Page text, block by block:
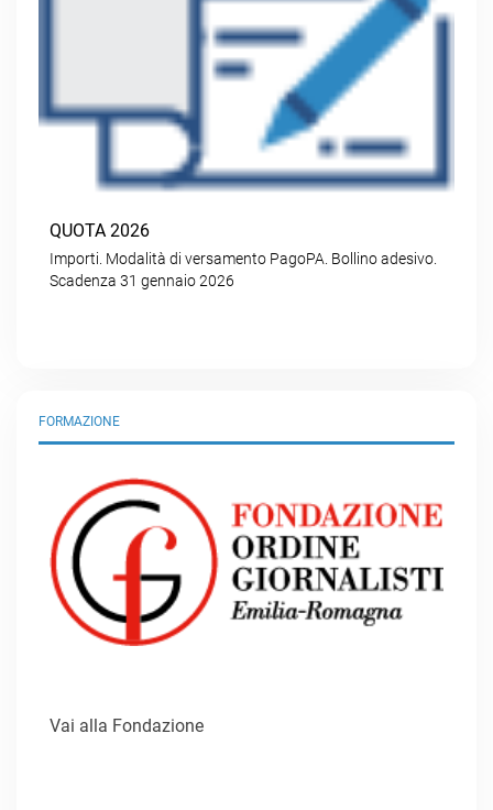
QUOTA 2026
Importi. Modalità di versamento PagoPA. Bollino adesivo.
Scadenza 31 gennaio 2026
FORMAZIONE
Vai alla Fondazione